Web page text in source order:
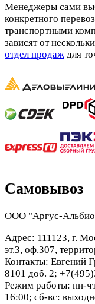
Менеджеры сами
конкретного
транспортными
зависят от
отдел продаж для
Самовывоз
ООО "Аргус-
Адрес: 111123, г.
эт.3, оф.307,
Контакты: Евгений
8101 доб. 2;
Режим работы: пн-
16:00; сб-вс: